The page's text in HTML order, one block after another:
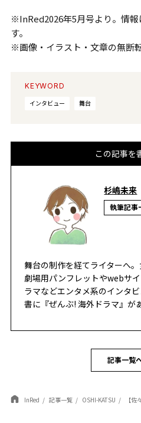
※InRed2026年5月号より。情
す。
※画像・イラスト・文章の無断
KEYWORD
インタビュー
舞台
この記事を
杉嶋未来
執筆記事
舞台の制作を経てライターへ
劇場用パンフレットやwebサ
ラマなどエンタメ系のインタ
書に『ぜんぶ! 海外ドラマ』が
記事一覧
InRed 記事一覧 OSHI-KATSU 【佐々木